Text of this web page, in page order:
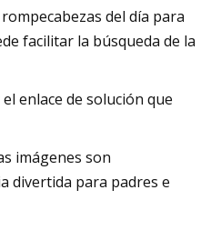
del día para
facilitar la búsqueda de la
enlace de solución que
imágenes son
divertida para padres e